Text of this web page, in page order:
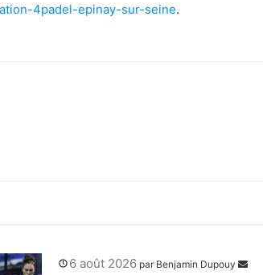
4padel-epinay-sur-seine.
6 août 2026 par Benjamin Dupouy